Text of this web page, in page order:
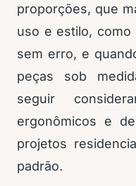
proporções, que
uso e estilo,
sem erro, e
peças sob
seguir
ergonômicos e
projetos
padrão.